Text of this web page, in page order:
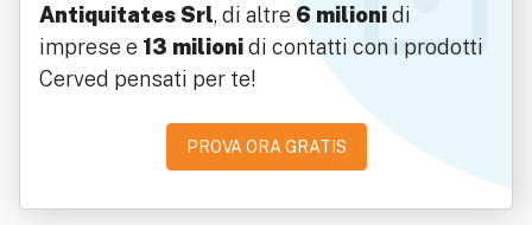
Antiquitates Srl, di altre 6 milionidi
imprese e 13 milionidi contatti con i prodotti
Cerved pensati per te!
PROVA ORA GRATIS